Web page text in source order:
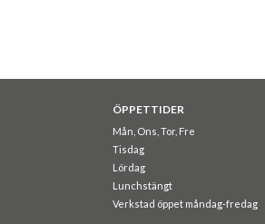
ÖPPETTIDER
Mån, Ons, Tor, Fre
Tisdag
Lördag
Lunchstängt
Verkstad öppet måndag-fredag